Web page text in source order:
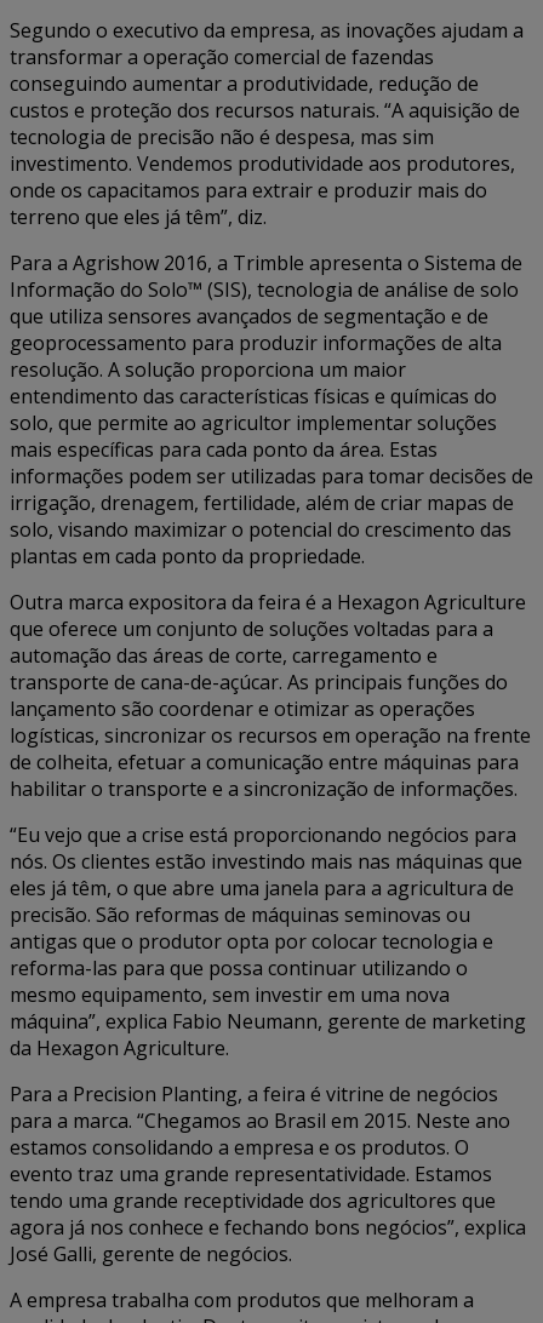
Segundo o executivo da empresa, as inovações ajudam a
transformar a operação comercial de fazendas
conseguindo aumentar a produtividade, redução de
custos e proteção dos recursos naturais. “A aquisição de
tecnologia de precisão não é despesa, mas sim
investimento. Vendemos produtividade aos produtores,
onde os capacitamos para extrair e produzir mais do
terreno que eles já têm”, diz.
Para a Agrishow 2016, a Trimble apresenta o Sistema de
Informação do Solo™ (SIS), tecnologia de análise de solo
que utiliza sensores avançados de segmentação e de
geoprocessamento para produzir informações de alta
resolução. A solução proporciona um maior
entendimento das características físicas e químicas do
solo, que permite ao agricultor implementar soluções
mais específicas para cada ponto da área. Estas
informações podem ser utilizadas para tomar decisões de
irrigação, drenagem, fertilidade, além de criar mapas de
solo, visando maximizar o potencial do crescimento das
plantas em cada ponto da propriedade.
Outra marca expositora da feira é a Hexagon Agriculture
que oferece um conjunto de soluções voltadas para a
automação das áreas de corte, carregamento e
transporte de cana-de-açúcar. As principais funções do
lançamento são coordenar e otimizar as operações
logísticas, sincronizar os recursos em operação na frente
de colheita, efetuar a comunicação entre máquinas para
habilitar o transporte e a sincronização de informações.
“Eu vejo que a crise está proporcionando negócios para
nós. Os clientes estão investindo mais nas máquinas que
eles já têm, o que abre uma janela para a agricultura de
precisão. São reformas de máquinas seminovas ou
antigas que o produtor opta por colocar tecnologia e
reforma-las para que possa continuar utilizando o
mesmo equipamento, sem investir em uma nova
máquina”, explica Fabio Neumann, gerente de marketing
da Hexagon Agriculture.
Para a Precision Planting, a feira é vitrine de negócios
para a marca. “Chegamos ao Brasil em 2015. Neste ano
estamos consolidando a empresa e os produtos. O
evento traz uma grande representatividade. Estamos
tendo uma grande receptividade dos agricultores que
agora já nos conhece e fechando bons negócios”, explica
José Galli, gerente de negócios.
A empresa trabalha com produtos que melhoram a